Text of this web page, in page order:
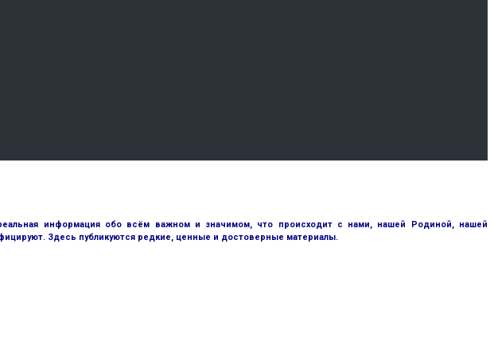
информация обо всём важном и значимом, что происходит с нами, нашей Родиной, нашей
Здесь публикуются редкие, ценные и достоверные материалы.